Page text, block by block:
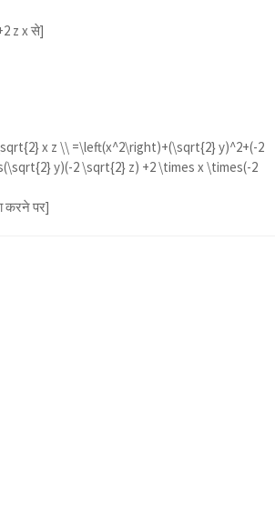
z xसे]
x z \\ =\left(x^2\right)+(\sqrt{2} y)^2+(-2
y)(-2 \sqrt{2} z) +2 \times x \times(-2
करने पर]